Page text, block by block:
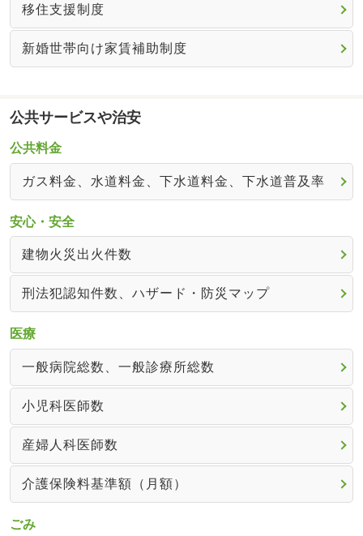
移住支援制度
新婚世帯向け家賃補助制度
公共サービスや治安
公共料金
ガス料金、水道料金、下水道料金、下水道普及率
安心・安全
建物火災出火件数
刑法犯認知件数、ハザード・防災マップ
医療
一般病院総数、一般診療所総数
小児科医師数
産婦人科医師数
介護保険料基準額（月額）
ごみ